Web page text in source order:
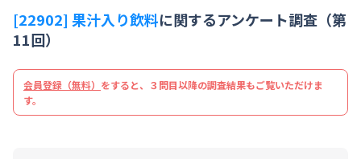
[22902] 果汁入り飲料に関するアンケート調査（第
11回）
会員登録（無料） をすると、３問目以降の調査結果もご覧いただけま
す。